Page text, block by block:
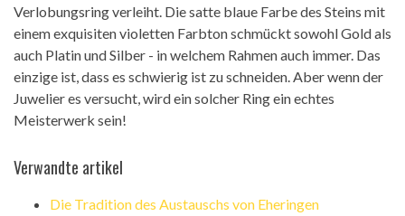
Verlobungsring verleiht. Die satte blaue Farbe des Steins mit
einem exquisiten violetten Farbton schmückt sowohl Gold als
auch Platin und Silber - in welchem ​​Rahmen auch immer. Das
einzige ist, dass es schwierig ist zu schneiden. Aber wenn der
Juwelier es versucht, wird ein solcher Ring ein echtes
Meisterwerk sein!
Verwandte artikel
Die Tradition des Austauschs von Eheringen